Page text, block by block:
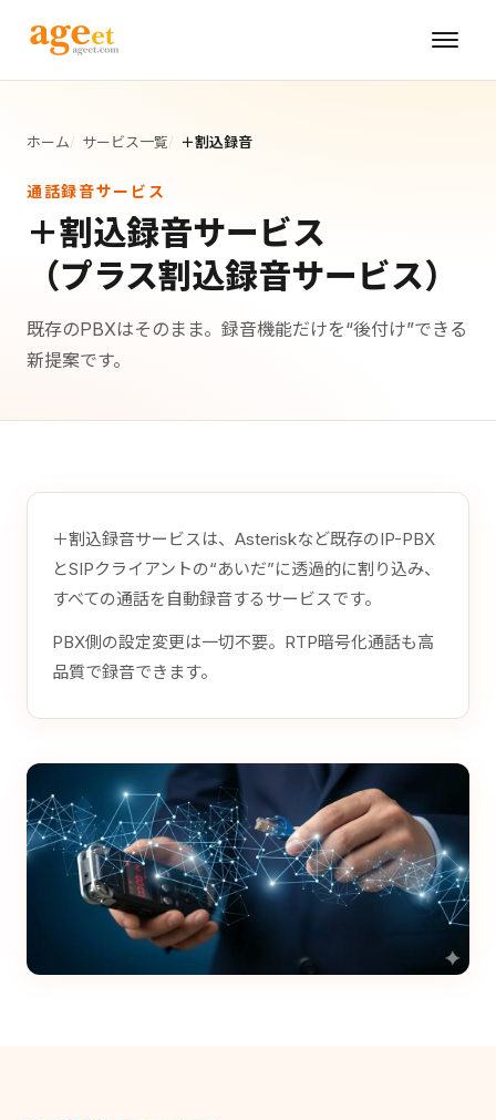
ホーム サービス一覧 ＋割込録音
通話録音サービス
＋割込録音サービス
（プラス割込録音サービス）
既存のPBXはそのまま。録音機能だけを“後付け”できる
新提案です。
＋割込録音サービスは、Asteriskなど既存のIP-PBX
とSIPクライアントの“あいだ”に透過的に割り込み、
すべての通話を自動録音するサービスです。
PBX側の設定変更は一切不要。RTP暗号化通話も高
品質で録音できます。